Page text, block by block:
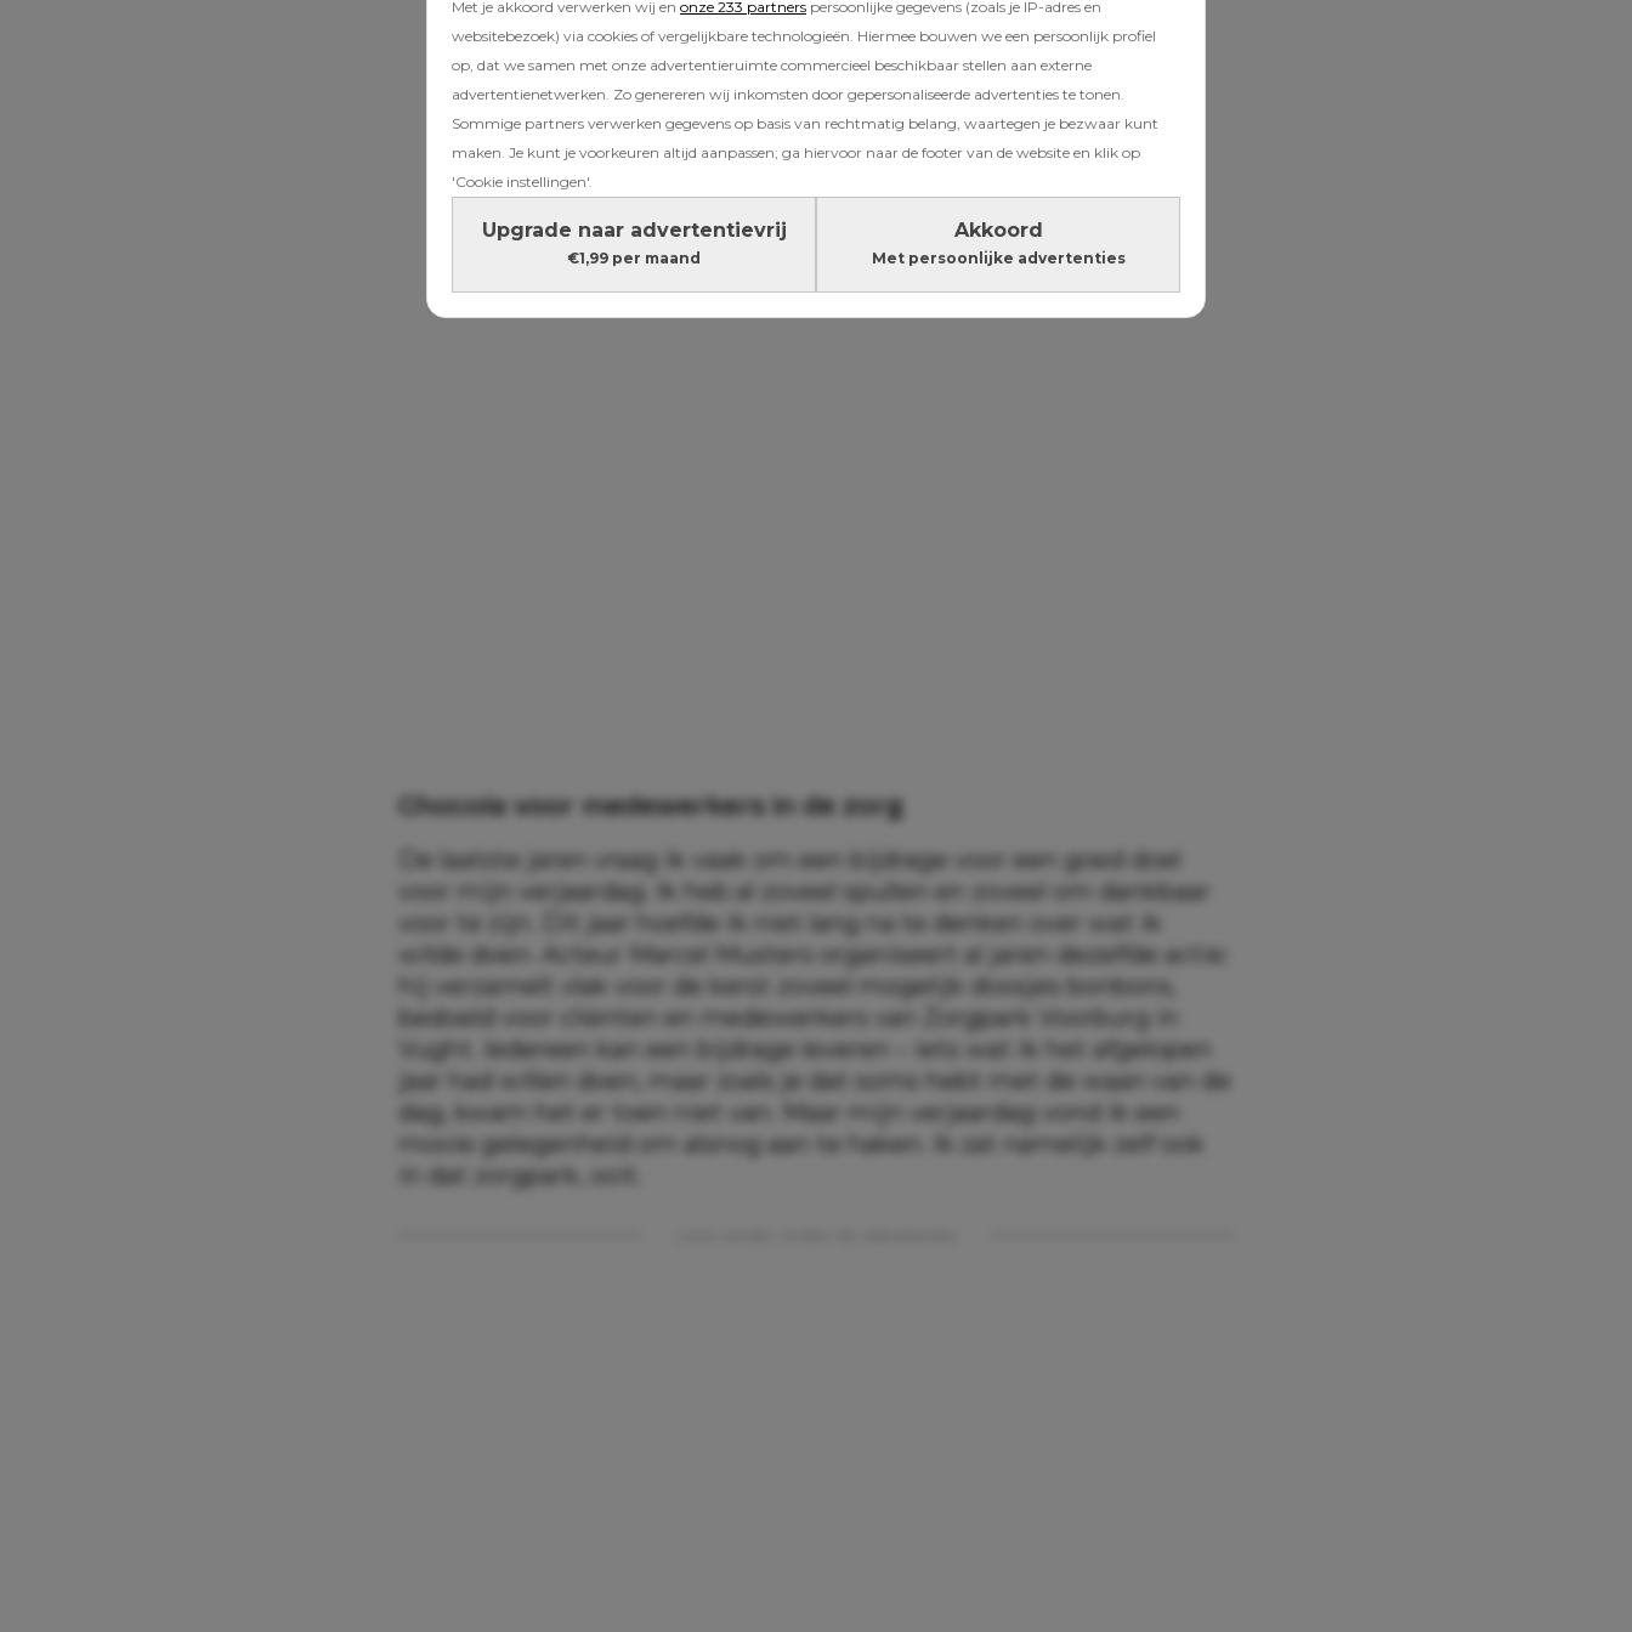
Met je akkoord verwerken wij en onze 233 partners persoonlijke gegevens (zoals je IP-adres en
websitebezoek) via cookies of vergelijkbare technologieën. Hiermee bouwen we een persoonlijk profiel
op, dat we samen met onze advertentieruimte commercieel beschikbaar stellen aan externe
advertentienetwerken. Zo genereren wij inkomsten door gepersonaliseerde advertenties te tonen.
Sommige partners verwerken gegevens op basis van rechtmatig belang, waartegen je bezwaar kunt
maken. Je kunt je voorkeuren altijd aanpassen; ga hiervoor naar de footer van de website en klik op
'Cookie instellingen'.
Upgrade naar advertentievrij
€1,99 per maand
Akkoord
Met persoonlijke advertenties
Chocola voor medewerkers in de zorg
De laatste jaren vraag ik vaak om een bijdrage voor een goed doel
voor mijn verjaardag. Ik heb al zoveel spullen en zoveel om dankbaar
voor te zijn. Dit jaar hoefde ik niet lang na te denken over wat ik
wilde doen. Acteur Marcel Musters organiseert al jaren dezelfde actie:
hij verzamelt vlak voor de kerst zoveel mogelijk doosjes bonbons,
bedoeld voor cliënten en medewerkers van Zorgpark Voorburg in
Vught. Iedereen kan een bijdrage leveren – iets wat ik het afgelopen
jaar had willen doen, maar zoals je dat soms hebt met de waan van de
dag, kwam het er toen niet van. Maar mijn verjaardag vond ik een
mooie gelegenheid om alsnog aan te haken. Ik zat namelijk zelf ook
in dat zorgpark, ooit.